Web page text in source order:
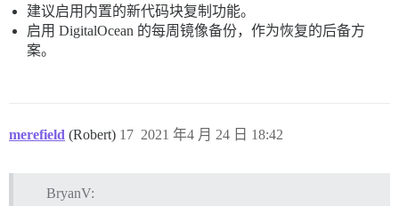
建议启用内置的新代码块复制功能。
启用 DigitalOcean 的每周镜像备份，作为恢复的后备方
案。
merefield (Robert) 2021 年4 月 24 日 18:42
17
BryanV: